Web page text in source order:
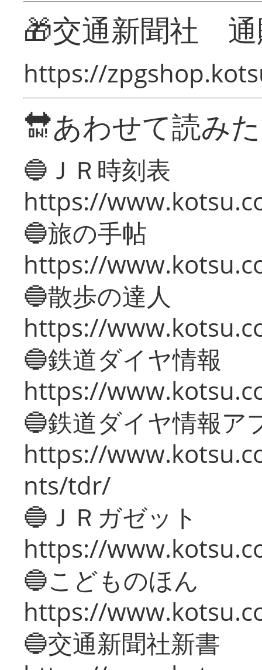
🎁交通新聞社
https://
🔛あわせて読み
🔵ＪＲ時刻表
https://
🔵旅の手帖
https://
🔵散歩の達人
https://
🔵鉄道ダイヤ情報
https://
🔵鉄道ダイヤ情報ア
https://
nts/tdr/
🔵ＪＲガゼット
https://
🔵こどものほん
https://
🔵交通新聞社新書